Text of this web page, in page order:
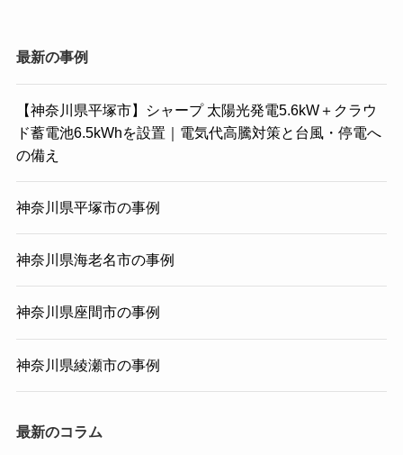
最新の事例
【神奈川県平塚市】シャープ 太陽光発電5.6kW＋クラウ
ド蓄電池6.5kWhを設置｜電気代高騰対策と台風・停電へ
の備え
神奈川県平塚市の事例
神奈川県海老名市の事例
神奈川県座間市の事例
神奈川県綾瀬市の事例
最新のコラム